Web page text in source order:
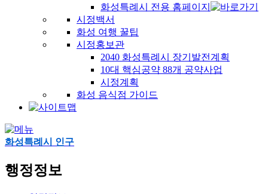
화성특례시 전용 홈페이지
시정백서
화성 여행 꿀팁
시정홍보관
2040 화성특례시 장기발전계획
10대 핵심공약 88개 공약사업
시정계획
화성 음식점 가이드
화성특례시 인구
행정정보